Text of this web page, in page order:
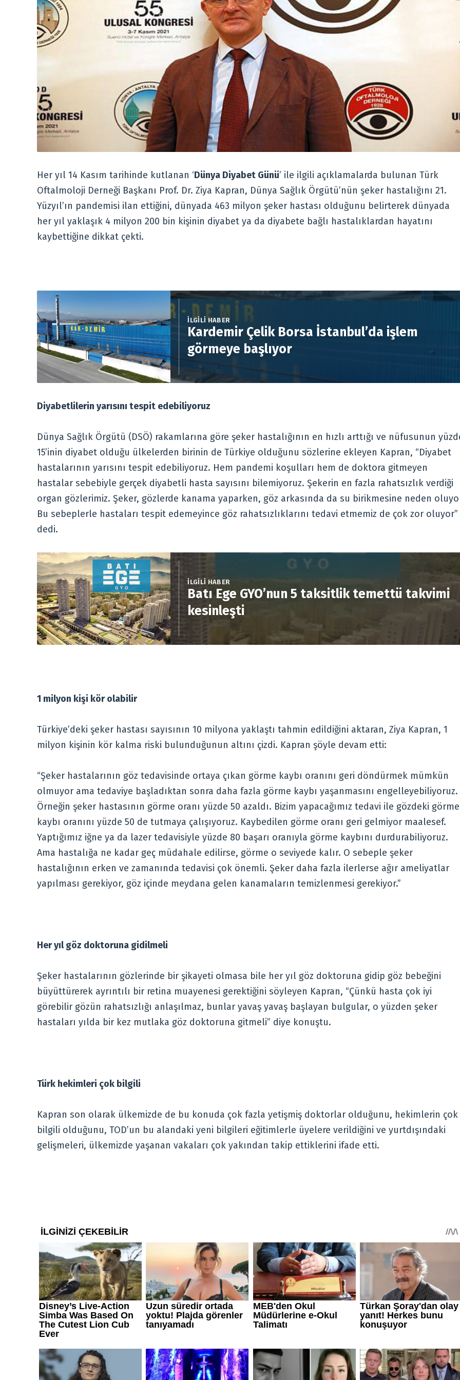
Her yıl 14 Kasım tarihinde kutlanan ‘Dünya Diyabet Günü’ ile ilgili açıklamalarda bulunan Türk
Oftalmoloji Derneği Başkanı Prof. Dr. Ziya Kapran, Dünya Sağlık Örgütü’nün şeker hastalığını 21.
Yüzyıl’ın pandemisi ilan ettiğini, dünyada 463 milyon şeker hastası olduğunu belirterek dünyada
her yıl yaklaşık 4 milyon 200 bin kişinin diyabet ya da diyabete bağlı hastalıklardan hayatını
kaybettiğine dikkat çekti.
İLGİLİ HABER
Kardemir Çelik Borsa İstanbul’da işlem
görmeye başlıyor
Diyabetlilerin yarısını tespit edebiliyoruz
Dünya Sağlık Örgütü (DSÖ) rakamlarına göre şeker hastalığının en hızlı arttığı ve nüfusunun
15’inin diyabet olduğu ülkelerden birinin de Türkiye olduğunu sözlerine ekleyen Kapran, “Diyabet
hastalarının yarısını tespit edebiliyoruz. Hem pandemi koşulları hem de doktora gitmeyen
hastalar sebebiyle gerçek diyabetli hasta sayısını bilemiyoruz. Şekerin en fazla rahatsızlık verdiği
organ gözlerimiz. Şeker, gözlerde kanama yaparken, göz arkasında da su birikmesine neden
Bu sebeplerle hastaları tespit edemeyince göz rahatsızlıklarını tedavi etmemiz de çok zor oluyor”
dedi.
İLGİLİ HABER
Batı Ege GYO’nun 5 taksitlik temettü takvimi
kesinleşti
1 milyon kişi kör olabilir
Türkiye’deki şeker hastası sayısının 10 milyona yaklaştı tahmin edildiğini aktaran, Ziya Kapran, 1
milyon kişinin kör kalma riski bulunduğunun altını çizdi. Kapran şöyle devam etti:
“Şeker hastalarının göz tedavisinde ortaya çıkan görme kaybı oranını geri döndürmek mümkün
olmuyor ama tedaviye başladıktan sonra daha fazla görme kaybı yaşanmasını engelleyebiliyoruz.
Örneğin şeker hastasının görme oranı yüzde 50 azaldı. Bizim yapacağımız tedavi ile gözdeki görme
kaybı oranını yüzde 50 de tutmaya çalışıyoruz. Kaybedilen görme oranı geri gelmiyor maalesef.
Yaptığımız iğne ya da lazer tedavisiyle yüzde 80 başarı oranıyla görme kaybını durdurabiliyoruz.
Ama hastalığa ne kadar geç müdahale edilirse, görme o seviyede kalır. O sebeple şeker
hastalığının erken ve zamanında tedavisi çok önemli. Şeker daha fazla ilerlerse ağır ameliyatlar
yapılması gerekiyor, göz içinde meydana gelen kanamaların temizlenmesi gerekiyor.”
Her yıl göz doktoruna gidilmeli
Şeker hastalarının gözlerinde bir şikayeti olmasa bile her yıl göz doktoruna gidip göz bebeğini
büyüttürerek ayrıntılı bir retina muayenesi gerektiğini söyleyen Kapran, “Çünkü hasta çok iyi
görebilir gözün rahatsızlığı anlaşılmaz, bunlar yavaş yavaş başlayan bulgular, o yüzden şeker
hastaları yılda bir kez mutlaka göz doktoruna gitmeli” diye konuştu.
Türk hekimleri çok bilgili
Kapran son olarak ülkemizde de bu konuda çok fazla yetişmiş doktorlar olduğunu, hekimlerin çok
bilgili olduğunu, TOD’un bu alandaki yeni bilgileri eğitimlerle üyelere verildiğini ve yurtdışındaki
gelişmeleri, ülkemizde yaşanan vakaları çok yakından takip ettiklerini ifade etti.